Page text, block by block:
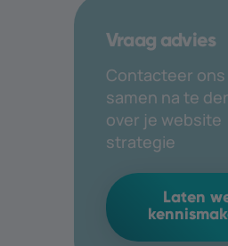
Vraag advies
Contacteer ons
samen na te
over je website
strategie
Laten